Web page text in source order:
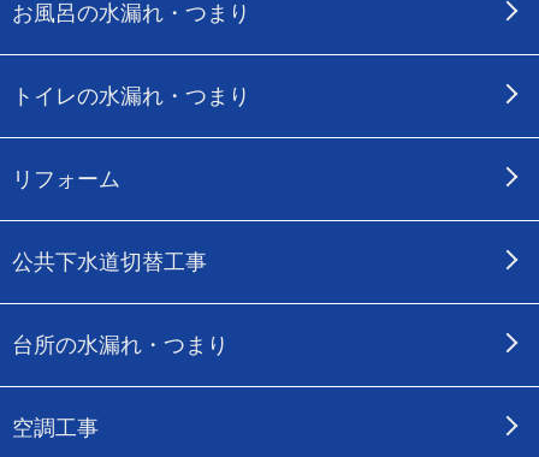
お風呂の水漏れ・つまり
トイレの水漏れ・つまり
リフォーム
公共下水道切替工事
台所の水漏れ・つまり
空調工事